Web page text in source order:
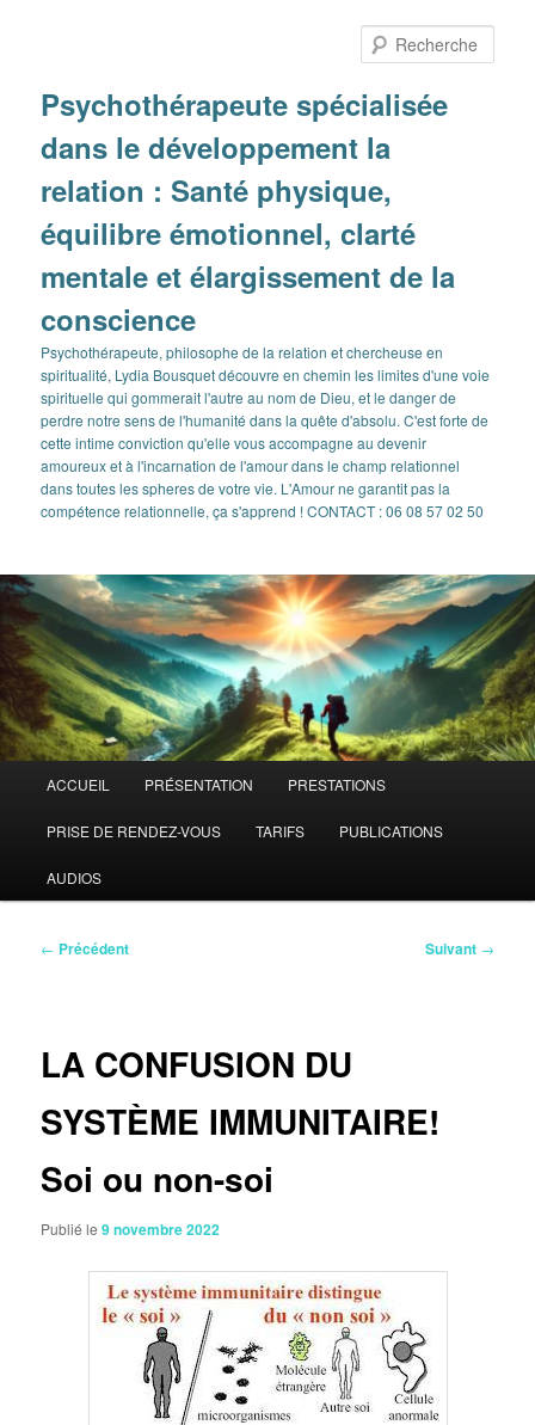
Psychothérapeute spécialisée
dans le développement la
relation : Santé physique,
équilibre émotionnel, clarté
mentale et élargissement de la
conscience
Psychothérapeute, philosophe de la relation et chercheuse en
spiritualité, Lydia Bousquet découvre en chemin les limites d'une voie
spirituelle qui gommerait l'autre au nom de Dieu, et le danger de
perdre notre sens de l'humanité dans la quête d'absolu. C'est forte de
cette intime conviction qu'elle vous accompagne au devenir
amoureux et à l'incarnation de l'amour dans le champ relationnel
dans toutes les spheres de votre vie. L'Amour ne garantit pas la
compétence relationnelle, ça s'apprend ! CONTACT : 06 08 57 02 50
principal
ACCUEIL PRÉSENTATION PRESTATIONS
PRISE DE RENDEZ-VOUS TARIFS PUBLICATIONS
AUDIOS
Navigation
← Précédent Suivant →
LA CONFUSION DU
SYSTÈME IMMUNITAIRE!
Soi ou non-soi
Publié le9 novembre 2022